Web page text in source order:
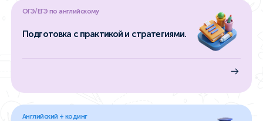
ОГЭ/ЕГЭ по английскому
Подготовка с практикой и стратегиями.
Английский + кодинг